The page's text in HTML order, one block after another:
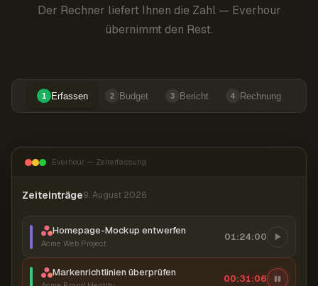
Der Rechner liefert Ihnen die Zahl — Everhour
übernimmt den Rest.
1 Erfassen 2 Budget 3 Bericht 4 Rechnung
Everhour — Zeiterfassung
Zeiteinträge9. August 2026
Homepage-Mockup entwerfen
Acme Web Project
01:24:00
Markenrichtlinien überprüfen 00:31:07